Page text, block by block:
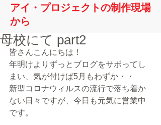
アイ・プロジェクトの制作現場
から
母校にて part2
皆さんこんにちは！
年明けよりずっとブログをサボってし
まい、気が付けば5月もわずか・・
新型コロナウィルスの流行で落ち着か
ない日々ですが、今日も元気に営業中
です。